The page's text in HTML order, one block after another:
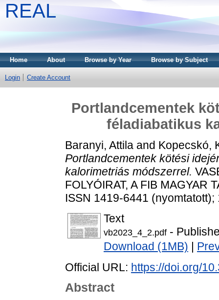
REAL
Home About Browse by Year Browse by Subject
Login Create Account
Portlandcementek
féladiabatikus
Baranyi, Attila and Kopecskó,
Portlandcementek kötési
kalorimetriás módszerrel.
FOLYÓIRAT, A FIB MAGYAR
ISSN 1419-6441
Text
vb2023_4_2.pdf -
Download (1MB)
Official URL: https://doi.org/
Abstract